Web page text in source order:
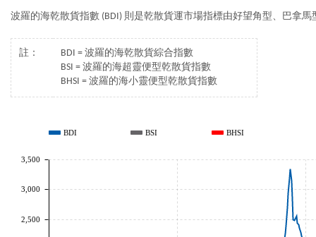
波羅的海乾散貨指數 (BDI) 則是乾散貨運市場指標由好望角型、巴拿
註：
BDI = 波羅的海乾散貨綜合指數
BSI = 波羅的海超靈便型乾散貨指數
BHSI = 波羅的海小靈便型乾散貨指數
BDI BSI BHSI
2,500
3,000
3,500